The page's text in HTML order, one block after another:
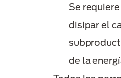
Se
disipar el
de la